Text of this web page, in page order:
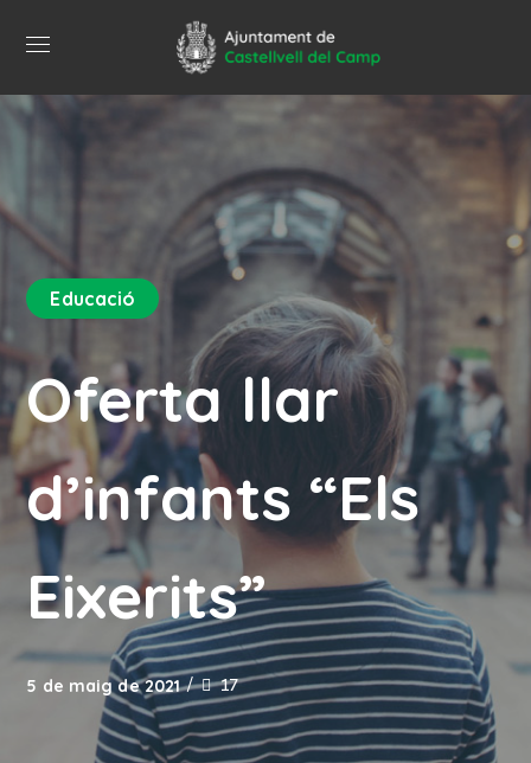
Educació
Oferta llar
d’infants “Els
Eixerits”
5 de maig de 2021 17